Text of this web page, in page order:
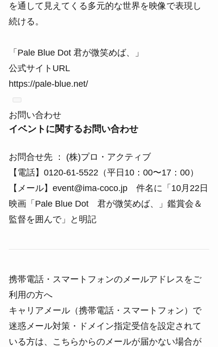
を通して見えてくる多元的な世界を映像で表現し
続ける。
「Pale Blue Dot 君が微笑めば、」
公式サイトURL
https://pale-blue.net/
お問い合わせ
イベントに関するお問い合わせ
お問合せ先 ： (株)プロ・アクティブ
【電話】0120-61-5522（平日10：00〜17：00）
【メール】event@ima-coco.jp 件名に「10月22日
映画「Pale Blue Dot 君が微笑めば、」鑑賞会＆
監督を囲んで」と明記
携帯電話・スマートフォンのメールアドレスをご
利用の方へ
キャリアメール（携帯電話・スマートフォン）で
迷惑メール対策・ドメイン指定受信を設定されて
いる方は、こちらからのメールが届かない場合が